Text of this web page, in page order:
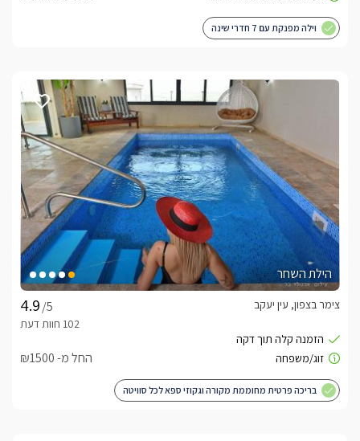
וילה מפנקת עם 7 חדרי שינה
הילת השחר
/5
צימר בצפון, עין יעקב
החל מ- ₪1500
בריכה פרטית מחוממת מקורה וגקוזי ספא לכל סוויטה